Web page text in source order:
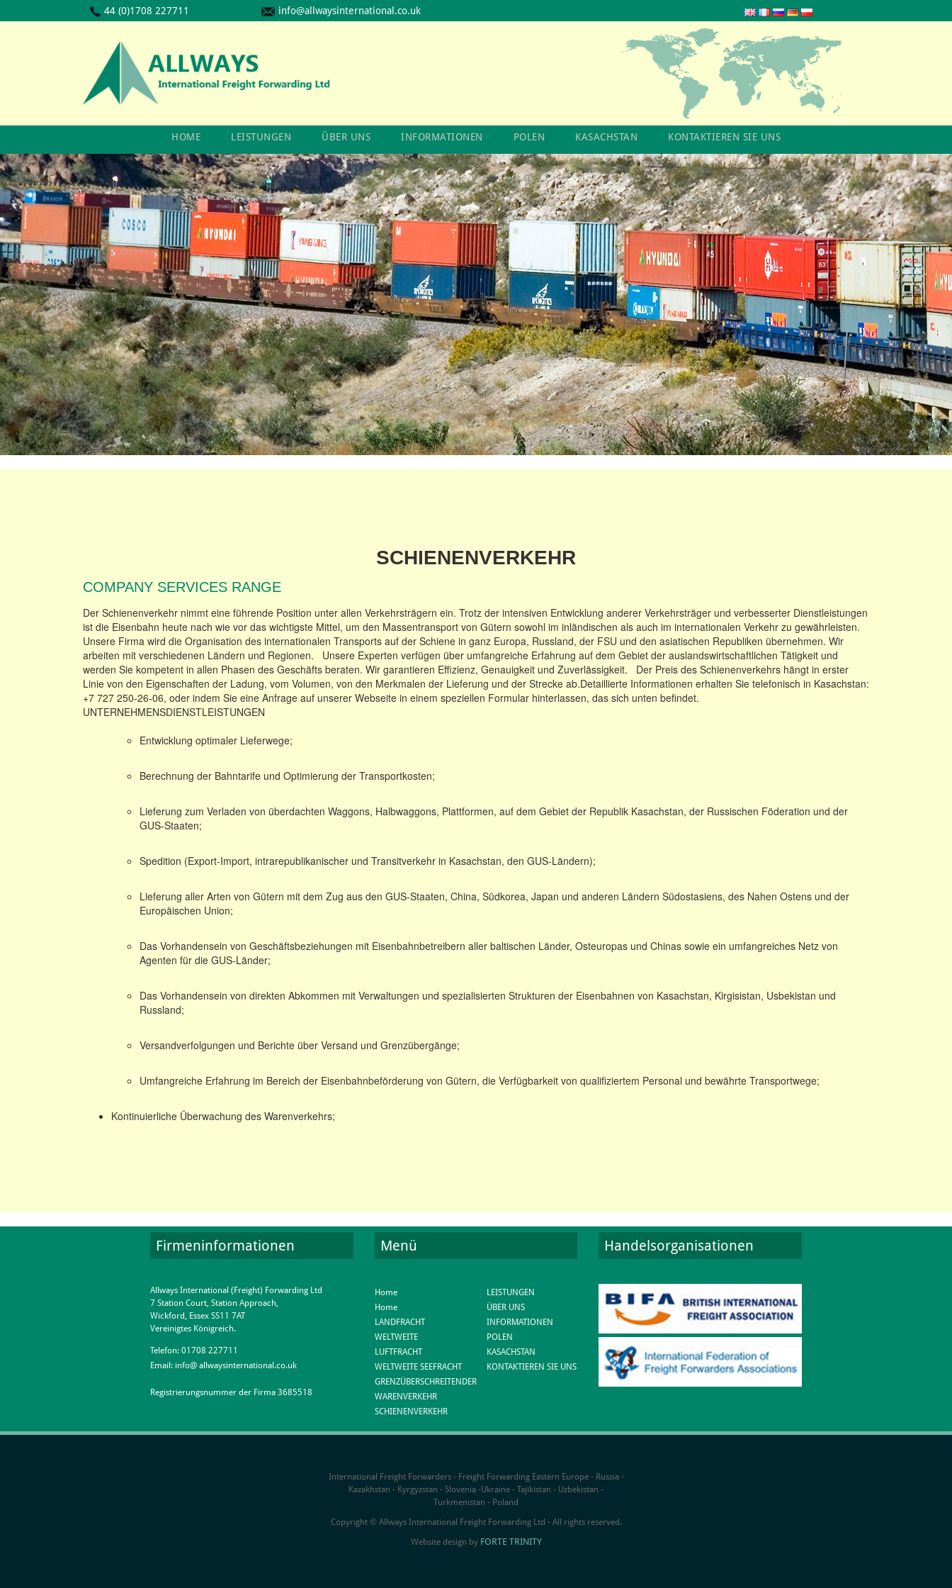
44 (0)1708 227711 info@allwaysinternational.co.uk
HOME LEISTUNGEN ÜBER UNS INFORMATIONEN POLEN KASACHSTAN KONTAKTIEREN SIE UNS
SCHIENENVERKEHR
COMPANY SERVICES RANGE
Der Schienenverkehr nimmt eine führende Position unter allen Verkehrsträgern ein. Trotz der intensiven Entwicklung anderer Verkehrsträger und verbesserter Dienstleistungen
ist die Eisenbahn heute nach wie vor das wichtigste Mittel, um den Massentransport von Gütern sowohl im inländischen als auch im internationalen Verkehr zu gewährleisten.
Unsere Firma wird die Organisation des internationalen Transports auf der Schiene in ganz Europa, Russland, der FSU und den asiatischen Republiken übernehmen. Wir
arbeiten mit verschiedenen Ländern und Regionen. Unsere Experten verfügen über umfangreiche Erfahrung auf dem Gebiet der auslandswirtschaftlichen Tätigkeit und
werden Sie kompetent in allen Phasen des Geschäfts beraten. Wir garantieren Effizienz, Genauigkeit und Zuverlässigkeit. Der Preis des Schienenverkehrs hängt in erster
Linie von den Eigenschaften der Ladung, vom Volumen, von den Merkmalen der Lieferung und der Strecke ab.Detaillierte Informationen erhalten Sie telefonisch in Kasachstan:
+7 727 250-26-06, oder indem Sie eine Anfrage auf unserer Webseite in einem speziellen Formular hinterlassen, das sich unten befindet.
UNTERNEHMENSDIENSTLEISTUNGEN
Entwicklung optimaler Lieferwege;
Berechnung der Bahntarife und Optimierung der Transportkosten;
Lieferung zum Verladen von überdachten Waggons, Halbwaggons, Plattformen, auf dem Gebiet der Republik Kasachstan, der Russischen Föderation und der
GUS-Staaten;
Spedition (Export-Import, intrarepublikanischer und Transitverkehr in Kasachstan, den GUS-Ländern);
Lieferung aller Arten von Gütern mit dem Zug aus den GUS-Staaten, China, Südkorea, Japan und anderen Ländern Südostasiens, des Nahen Ostens und der
Europäischen Union;
Das Vorhandensein von Geschäftsbeziehungen mit Eisenbahnbetreibern aller baltischen Länder, Osteuropas und Chinas sowie ein umfangreiches Netz von
Agenten für die GUS-Länder;
Das Vorhandensein von direkten Abkommen mit Verwaltungen und spezialisierten Strukturen der Eisenbahnen von Kasachstan, Kirgisistan, Usbekistan und
Russland;
Versandverfolgungen und Berichte über Versand und Grenzübergänge;
Umfangreiche Erfahrung im Bereich der Eisenbahnbeförderung von Gütern, die Verfügbarkeit von qualifiziertem Personal und bewährte Transportwege;
Kontinuierliche Überwachung des Warenverkehrs;
Firmeninformationen
Allways International (Freight) Forwarding Ltd
7 Station Court, Station Approach,
Wickford, Essex SS11 7AT
Vereinigtes Königreich.
Telefon: 01708 227711
Email: info@ allwaysinternational.co.uk
Registrierungsnummer der Firma 3685518
Menü
Home
Home
LANDFRACHT
WELTWEITE
LUFTFRACHT
WELTWEITE SEEFRACHT
GRENZÜBERSCHREITENDER
WARENVERKEHR
SCHIENENVERKEHR
LEISTUNGEN
ÜBER UNS
INFORMATIONEN
POLEN
KASACHSTAN
KONTAKTIEREN SIE UNS
Handelsorganisationen
International Freight Forwarders - Freight Forwarding Eastern Europe - Russia -
Kazakhstan - Kyrgyzstan - Slovenia -Ukraine - Tajikistan - Uzbekistan -
Turkmenistan - Poland
Copyright © Allways International Freight Forwarding Ltd - All rights reserved.
Website design by FORTE TRINITY